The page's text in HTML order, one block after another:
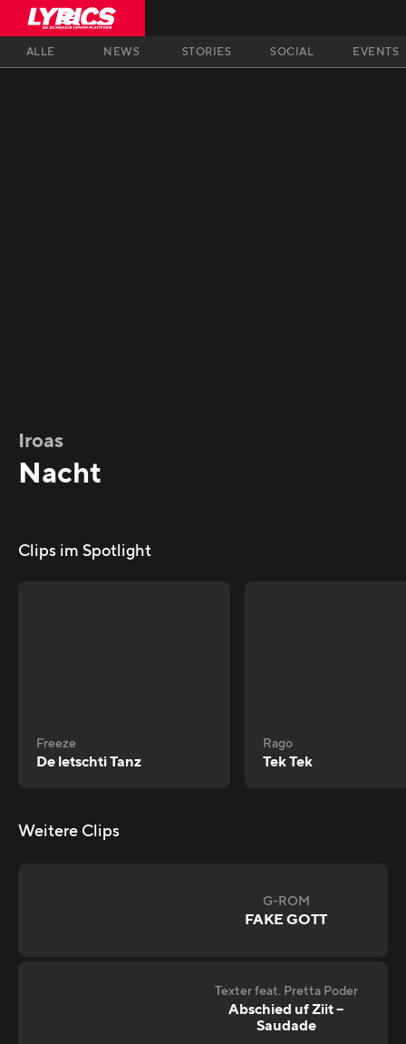
ALLE NEWS STORIES SOCIAL EVENTS
Iroas
Nacht
Clips im Spotlight
Freeze
De letschti Tanz
Rago
Tek Tek
Weitere Clips
G-ROM
FAKE GOTT
Texter feat. Pretta Poder
Abschied uf Ziit –
Saudade